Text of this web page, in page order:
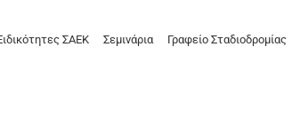
ΣΑΕΚ Σεμινάρια Γραφείο Σταδιοδρομίας